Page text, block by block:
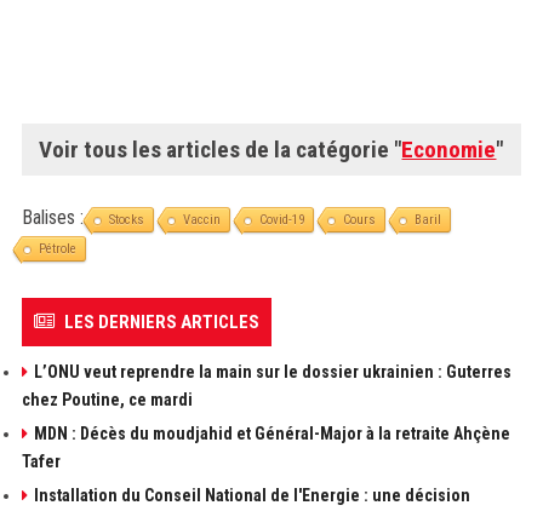
Voir tous les articles de la catégorie "Economie"
Balises : Stocks Vaccin Covid-19 Cours
Baril
Pétrole
LES DERNIERS ARTICLES
L’ONU veut reprendre la main sur le dossier ukrainien : Guterres
chez Poutine, ce mardi
MDN : Décès du moudjahid et Général-Major à la retraite Ahçène
Tafer
Installation du Conseil National de l'Energie : une décision